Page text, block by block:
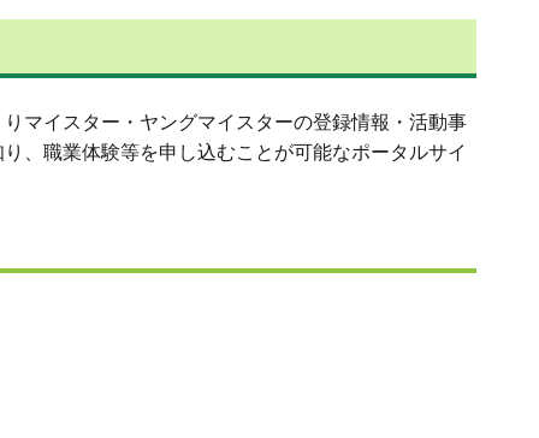
マイスター・ヤングマイスターの登録情報・活動事
、職業体験等を申し込むことが可能なポータルサイ